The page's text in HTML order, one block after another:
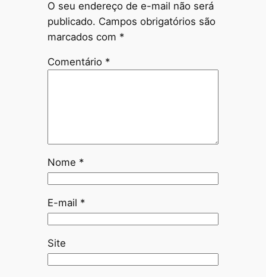
O seu endereço de e-mail não será
publicado. Campos obrigatórios são
marcados com *
Comentário *
Nome *
E-mail *
Site